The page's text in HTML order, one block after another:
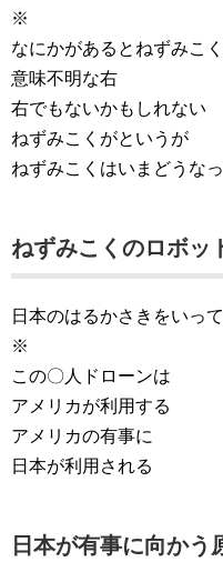
※
なにかがあるとねずみこ
意味不明な右
右でもないかもしれない
ねずみこくがというが
ねずみこくはいまどうな
ねずみこくのロボッ
日本のはるかさきをいっ
※
この〇人ドローンは
アメリカが利用する
アメリカの有事に
日本が利用される
日本が有事に向かう